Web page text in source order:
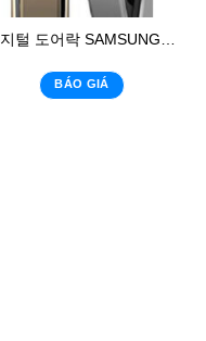
디지털 도어락 SAMSUNG SHP-DP920
BÁO GIÁ